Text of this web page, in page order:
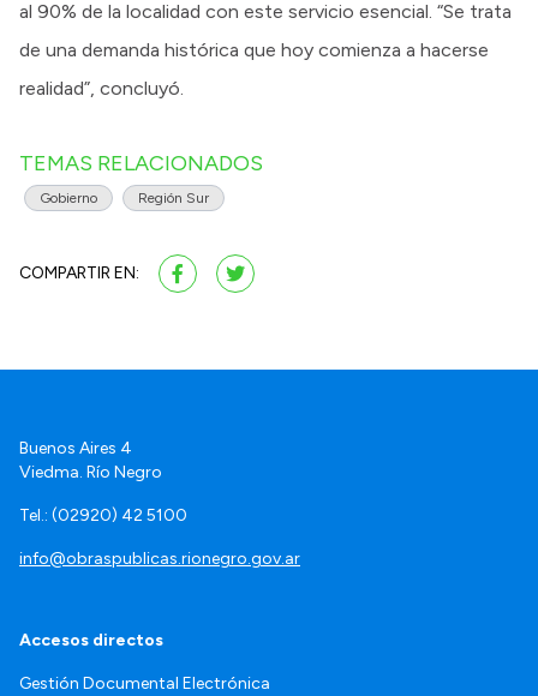
al 90% de la localidad con este servicio esencial. “Se trata
de una demanda histórica que hoy comienza a hacerse
realidad”, concluyó.
TEMAS RELACIONADOS
Gobierno Región Sur
COMPARTIR EN:
Buenos Aires 4
Viedma. Río Negro
Tel.: (02920) 42 5100
info@obraspublicas.rionegro.gov.ar
Accesos directos
Gestión Documental Electrónica